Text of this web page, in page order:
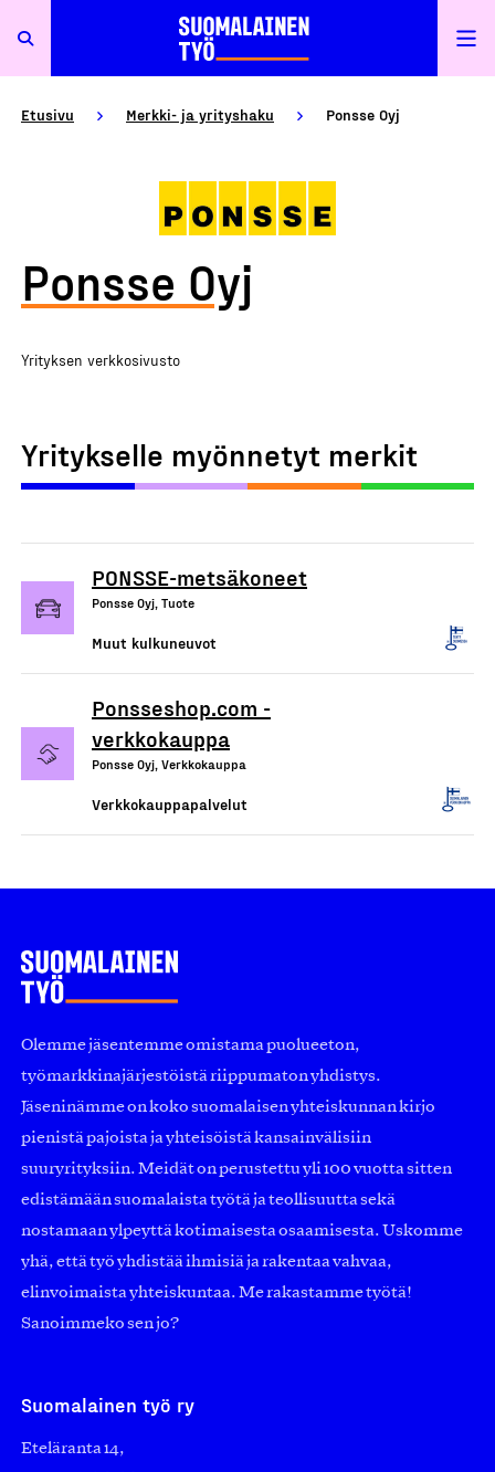
Etusivu Merkki- ja yrityshaku Ponsse Oyj
Ponsse Oyj
Yrityksen verkkosivusto
Yritykselle myönnetyt merkit
PONSSE-metsäkoneet
Ponsse Oyj, Tuote
Muut kulkuneuvot
Ponsseshop.com -
verkkokauppa
Ponsse Oyj, Verkkokauppa
Verkkokauppapalvelut
Olemme jäsentemme omistama puolueeton,
työmarkkinajärjestöistä riippumaton yhdistys.
Jäseninämme on koko suomalaisen yhteiskunnan kirjo
pienistä pajoista ja yhteisöistä kansainvälisiin
suuryrityksiin. Meidät on perustettu yli 100 vuotta sitten
edistämään suomalaista työtä ja teollisuutta sekä
nostamaan ylpeyttä kotimaisesta osaamisesta. Uskomme
yhä, että työ yhdistää ihmisiä ja rakentaa vahvaa,
elinvoimaista yhteiskuntaa. Me rakastamme työtä!
Sanoimmeko sen jo?
Suomalainen työ ry
Eteläranta 14,